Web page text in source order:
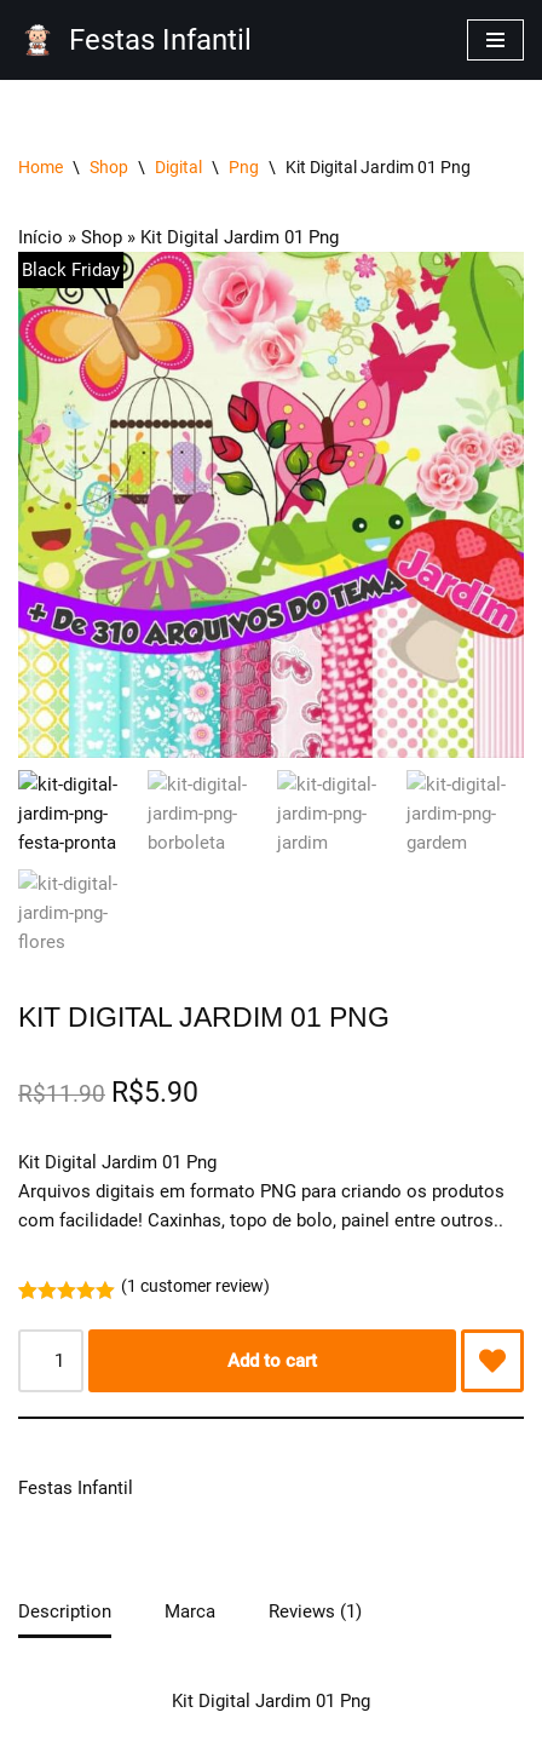
Festas Infantil
Home \ Shop \ Digital \ Png \ Kit Digital Jardim 01 Png
Início » Shop » Kit Digital Jardim 01 Png
Black Friday
KIT DIGITAL JARDIM 01 PNG
R$11.90 R$5.90
Kit Digital Jardim 01 Png
Arquivos digitais em formato PNG para criando os produtos
com facilidade! Caxinhas, topo de bolo, painel entre outros..
out of 5
based on
customer
rating
(1 customer review)
Add to cart
Festas Infantil
Description Marca Reviews (1)
Kit Digital Jardim 01 Png